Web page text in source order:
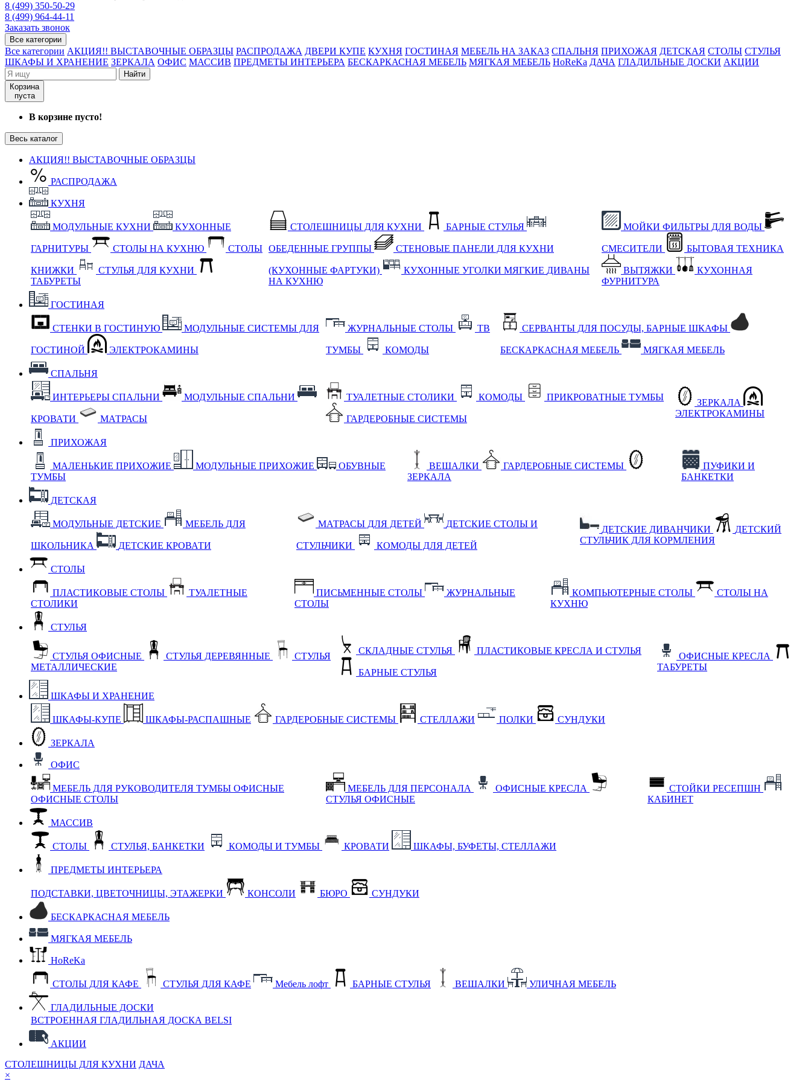
8 (499) 350-50-29
8 (499) 964-44-11
Заказать звонок
Все категории
Все категории АКЦИЯ!! ВЫСТАВОЧНЫЕ ОБРАЗЦЫ РАСПРОДАЖА ДВЕРИ КУПЕ КУХНЯ ГОСТИНАЯ МЕБЕЛЬ НА ЗАКАЗ СПАЛЬНЯ ПРИХОЖАЯ ДЕТСКАЯ СТОЛЫ СТУЛЬЯ
ШКАФЫ И ХРАНЕНИЕ ЗЕРКАЛА ОФИС МАССИВ ПРЕДМЕТЫ ИНТЕРЬЕРА БЕСКАРКАСНАЯ МЕБЕЛЬ МЯГКАЯ МЕБЕЛЬ HoReKa ДАЧА ГЛАДИЛЬНЫЕ ДОСКИ АКЦИИ
Найти
Корзина
пуста
В корзине пусто!
Весь каталог
АКЦИЯ!! ВЫСТАВОЧНЫЕ ОБРАЗЦЫ
РАСПРОДАЖА
КУХНЯ
МОДУЛЬНЫЕ КУХНИ КУХОННЫЕ
ГАРНИТУРЫ СТОЛЫ НА КУХНЮ СТОЛЫ
КНИЖКИ
СТУЛЬЯ ДЛЯ КУХНИ
ТАБУРЕТЫ
СТОЛЕШНИЦЫ ДЛЯ КУХНИ БАРНЫЕ СТУЛЬЯ
ОБЕДЕННЫЕ ГРУППЫ СТЕНОВЫЕ ПАНЕЛИ ДЛЯ КУХНИ
(КУХОННЫЕ ФАРТУКИ) КУХОННЫЕ УГОЛКИ МЯГКИЕ ДИВАНЫ
НА КУХНЮ
МОЙКИ ФИЛЬТРЫ ДЛЯ ВОДЫ
СМЕСИТЕЛИ БЫТОВАЯ ТЕХНИКА
ВЫТЯЖКИ
КУХОННАЯ
ФУРНИТУРА
ГОСТИНАЯ
СТЕНКИ В ГОСТИНУЮ МОДУЛЬНЫЕ СИСТЕМЫ ДЛЯ
ГОСТИНОЙ ЭЛЕКТРОКАМИНЫ
ЖУРНАЛЬНЫЕ СТОЛЫ ТВ
ТУМБЫ КОМОДЫ
СЕРВАНТЫ ДЛЯ ПОСУДЫ, БАРНЫЕ ШКАФЫ
БЕСКАРКАСНАЯ МЕБЕЛЬ МЯГКАЯ МЕБЕЛЬ
СПАЛЬНЯ
ИНТЕРЬЕРЫ СПАЛЬНИ МОДУЛЬНЫЕ СПАЛЬНИ
КРОВАТИ МАТРАСЫ
ТУАЛЕТНЫЕ СТОЛИКИ КОМОДЫ ПРИКРОВАТНЫЕ ТУМБЫ
ГАРДЕРОБНЫЕ СИСТЕМЫ
ЗЕРКАЛА
ЭЛЕКТРОКАМИНЫ
ПРИХОЖАЯ
МАЛЕНЬКИЕ ПРИХОЖИЕ МОДУЛЬНЫЕ ПРИХОЖИЕ
ОБУВНЫЕ
ТУМБЫ
ВЕШАЛКИ
ГАРДЕРОБНЫЕ СИСТЕМЫ
ЗЕРКАЛА
ПУФИКИ И
БАНКЕТКИ
ДЕТСКАЯ
МОДУЛЬНЫЕ ДЕТСКИЕ МЕБЕЛЬ ДЛЯ
ШКОЛЬНИКА ДЕТСКИЕ КРОВАТИ
МАТРАСЫ ДЛЯ ДЕТЕЙ ДЕТСКИЕ СТОЛЫ И
СТУЛЬЧИКИ КОМОДЫ ДЛЯ ДЕТЕЙ
ДЕТСКИЕ ДИВАНЧИКИ
ДЕТСКИЙ
СТУЛЬЧИК ДЛЯ КОРМЛЕНИЯ
СТОЛЫ
ПЛАСТИКОВЫЕ СТОЛЫ
ТУАЛЕТНЫЕ
СТОЛИКИ
ПИСЬМЕННЫЕ СТОЛЫ
ЖУРНАЛЬНЫЕ
СТОЛЫ
КОМПЬЮТЕРНЫЕ СТОЛЫ
СТОЛЫ НА
КУХНЮ
СТУЛЬЯ
СТУЛЬЯ ОФИСНЫЕ СТУЛЬЯ ДЕРЕВЯННЫЕ
СТУЛЬЯ
МЕТАЛЛИЧЕСКИЕ
СКЛАДНЫЕ СТУЛЬЯ ПЛАСТИКОВЫЕ КРЕСЛА И СТУЛЬЯ
БАРНЫЕ СТУЛЬЯ
ОФИСНЫЕ КРЕСЛА
ТАБУРЕТЫ
ШКАФЫ И ХРАНЕНИЕ
ШКАФЫ-КУПЕ ШКАФЫ-РАСПАШНЫЕ ГАРДЕРОБНЫЕ СИСТЕМЫ СТЕЛЛАЖИ ПОЛКИ СУНДУКИ
ЗЕРКАЛА
ОФИС
МЕБЕЛЬ ДЛЯ РУКОВОДИТЕЛЯ ТУМБЫ ОФИСНЫЕ
ОФИСНЫЕ СТОЛЫ
МЕБЕЛЬ ДЛЯ ПЕРСОНАЛА
ОФИСНЫЕ КРЕСЛА
СТУЛЬЯ ОФИСНЫЕ
СТОЙКИ РЕСЕПШН
КАБИНЕТ
МАССИВ
СТОЛЫ СТУЛЬЯ, БАНКЕТКИ КОМОДЫ И ТУМБЫ КРОВАТИ ШКАФЫ, БУФЕТЫ, СТЕЛЛАЖИ
ПРЕДМЕТЫ ИНТЕРЬЕРА
ПОДСТАВКИ, ЦВЕТОЧНИЦЫ, ЭТАЖЕРКИ КОНСОЛИ БЮРО СУНДУКИ
БЕСКАРКАСНАЯ МЕБЕЛЬ
МЯГКАЯ МЕБЕЛЬ
HoReKa
СТОЛЫ ДЛЯ КАФЕ СТУЛЬЯ ДЛЯ КАФЕ Мебель лофт БАРНЫЕ СТУЛЬЯ ВЕШАЛКИ УЛИЧНАЯ МЕБЕЛЬ
ГЛАДИЛЬНЫЕ ДОСКИ
ВСТРОЕННАЯ ГЛАДИЛЬНАЯ ДОСКА BELSI
АКЦИИ
СТОЛЕШНИЦЫ ДЛЯ КУХНИ ДАЧА
×